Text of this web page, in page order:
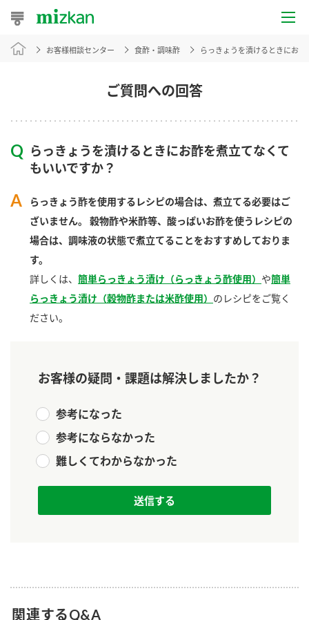
おうちレシピ
レシピ特集
レシピカテゴリ一覧
商品カテゴリ
酢
みりん風・料理酒 鍋用調味料
つゆ
スープ
クイック調味料 レモン果汁
ふりかけ おすしの素
新商品一覧
ブランド・スペシャルサイト
ブランド・スペシャルサイト トップ
商品ブランドサイト
Fibee（ファイビー）
くらしプラ酢
カンタン酢
かおりの蔵
企業情報
国内事業概要
ミツカングループについて
ミツカンの歴史
環境への取り組み
採用情報
ご質問への回答
お客様相談センター 食酢・調味酢 らっきょうを漬けるときにお
らっきょうを漬けるときにお酢を煮立てなくて
もいいですか？
らっきょう酢を使用するレシピの場合は、煮立てる必要はご
ざいません。
穀物酢や米酢等、酸っぱいお酢を使うレシピの
場合は、調味液の状態で煮立てることをおすすめしておりま
す。
詳しくは、 簡単らっきょう漬け（らっきょう酢使用） や簡単
らっきょう漬け（穀物酢または米酢使用） のレシピをご覧く
ださい。
お客様の疑問・課題は解決しましたか？
参考になった
参考にならなかった
難しくてわからなかった
関連するQ&A